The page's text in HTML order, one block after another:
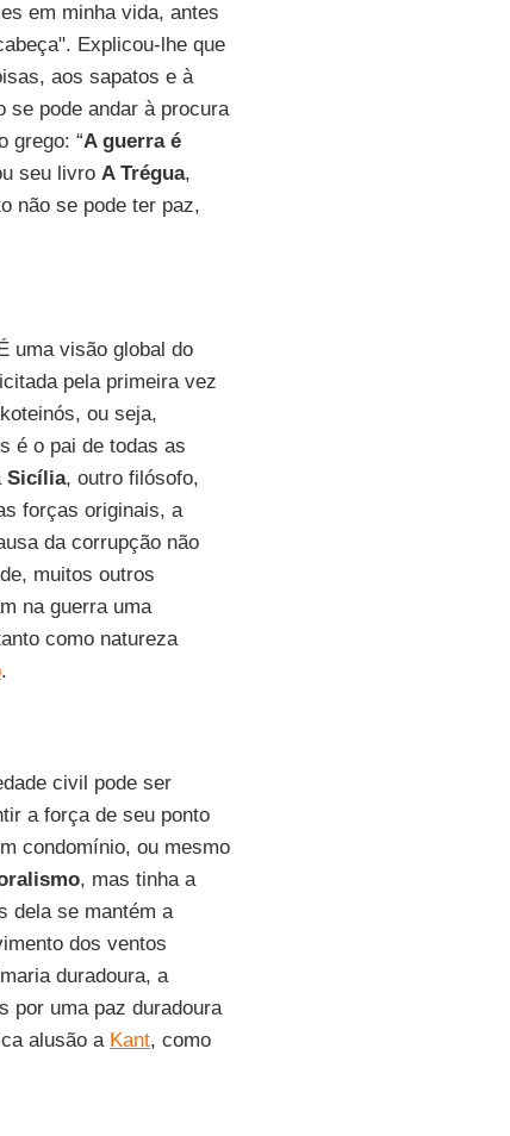
em minha vida, antes
Explicou-lhe que
aos sapatos e à
se pode andar à procura
grego: “A guerra é
seu livro A Trégua,
não se pode ter paz,
uma visão global do
pela primeira vez
ou seja,
é o pai de todas as
Sicília, outro filósofo,
forças originais, a
da corrupção não
muitos outros
na guerra uma
como natureza
.
civil pode ser
a força de seu ponto
condomínio, ou mesmo
, mas tinha a
dela se mantém a
dos ventos
duradoura, a
por uma paz duradoura
alusão a Kant, como